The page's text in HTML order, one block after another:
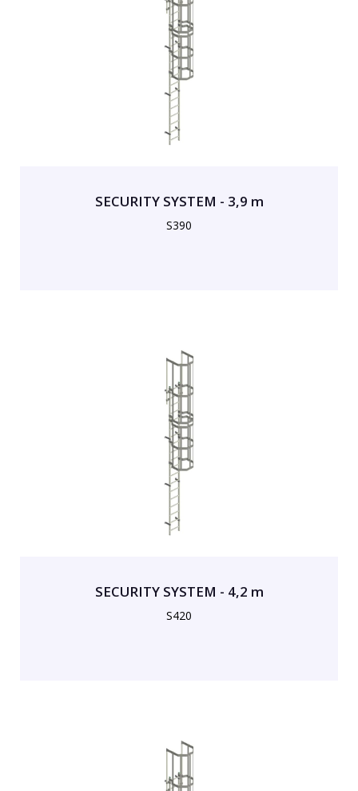
SECURITY SYSTEM - 3,9 m
S390
SECURITY SYSTEM - 4,2 m
S420